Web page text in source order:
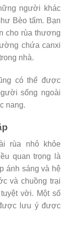
người khác
Bèo tấm. Bạn
cho rùa thương
chứa canxi
nhà.
có thể được
sống ngoài
nang.
rùa nhỏ khỏe
quan trọng là
ánh sáng và hệ
và chuồng trại
vời. Một số
lưu ý được